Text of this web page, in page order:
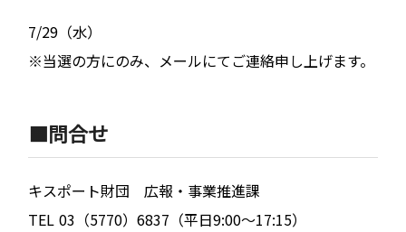
7/29（水）
※当選の方にのみ、メールにてご連絡申し上げます。
🟧問合せ
キスポート財団 広報・事業推進課
TEL 03（5770）6837（平日9:00～17:15）